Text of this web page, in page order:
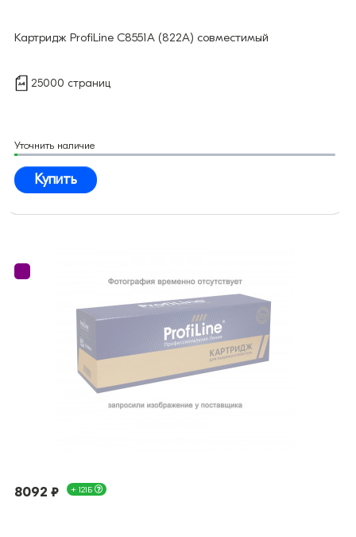
Картридж ProfiLine C8551A (822A) совместимый
25000 страниц
Уточнить наличие
Купить
8092 ₽ + 121Б